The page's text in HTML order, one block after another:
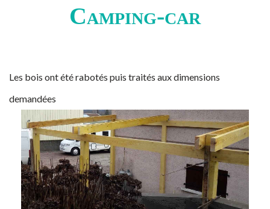
Camping-car
Les bois ont été rabotés puis traités aux dimensions
demandées